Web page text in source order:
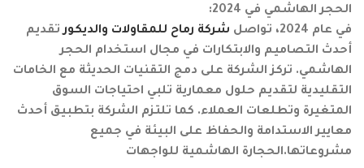
الحجر الهاشمي في 2024:
في عام 2024، تواصل
شركة رماح للمقاولات والديكورتقديم
أحدث التصاميم والابتكارات في مجال استخدام الحجر
الهاشمي. تركز الشركة على دمج التقنيات الحديثة مع الخامات
التقليدية لتقديم حلول معمارية تلبي احتياجات السوق
المتغيرة وتطلعات العملاء. كما تلتزم الشركة بتطبيق أحدث
معايير الاستدامة والحفاظ على البيئة في جميع
مشروعاتها.الحجارة الهاشمية للواجهات